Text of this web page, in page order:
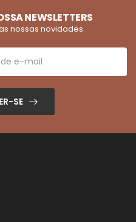
NEWSLETTERS
nossas novidades.
SE